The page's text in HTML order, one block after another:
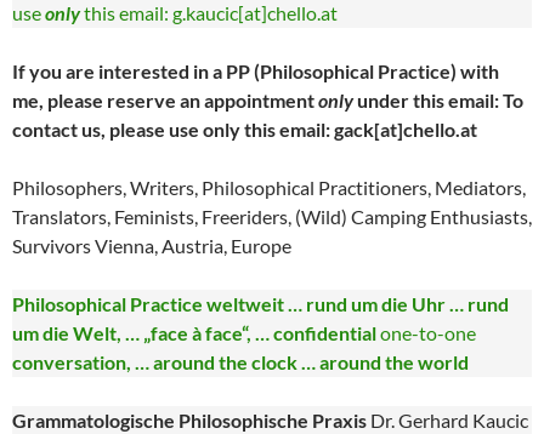
useonlythis email: g.kaucic[at]chello.at
If you are interested in a PP (Philosophical Practice) with
me, please reserve an appointmentonlyunder this email: To
contact us, please use only this email: gack[at]chello.at
Philosophers, Writers, Philosophical Practitioners, Mediators,
Translators, Feminists, Freeriders, (Wild) Camping Enthusiasts,
Survivors Vienna, Austria, Europe
Philosophical Practice weltweit … rund um die Uhr … rund
um die Welt, … „face à face“, … confidentialone-to-one
conversation, … around the clock … around the world
Grammatologische Philosophische Praxis Dr. Gerhard Kaucic